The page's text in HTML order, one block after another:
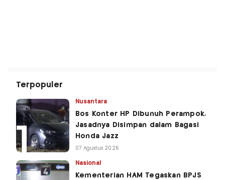
Terpopuler
Nusantara
Bos Konter HP Dibunuh Perampok,
Jasadnya Disimpan dalam Bagasi
Honda Jazz
07 Agustus 2026
Nasional
Kementerian HAM Tegaskan BPJS